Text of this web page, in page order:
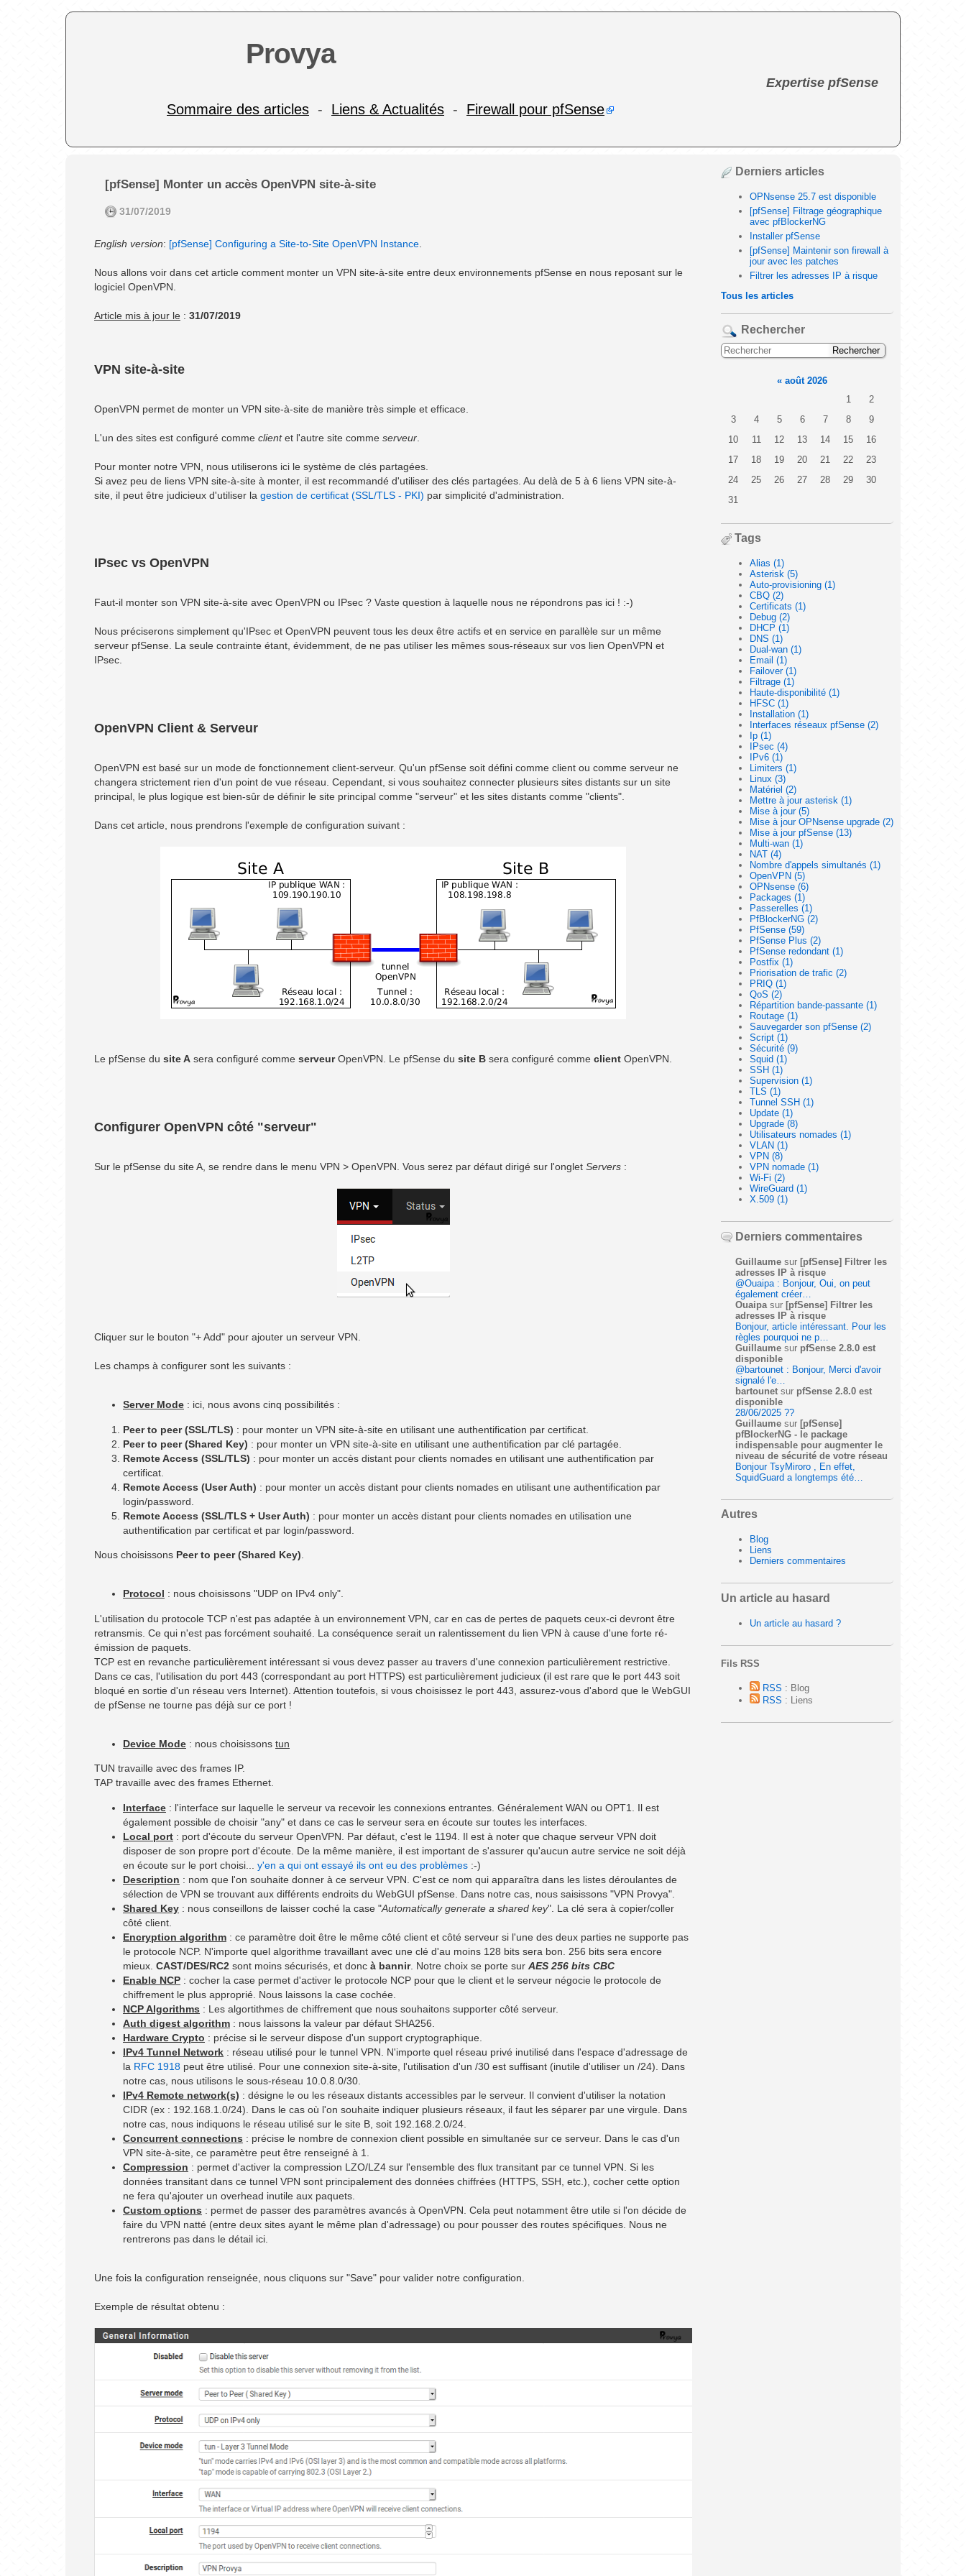
Provya
Expertise pfSense
Sommaire des articles - Liens & Actualités - Firewall pour pfSense
Derniers articles
OPNsense 25.7 est disponible
[pfSense] Filtrage géographique
avec pfBlockerNG
Installer pfSense
[pfSense] Maintenir son firewall à
jour avec les patches
Filtrer les adresses IP à risque
Tous les articles
Rechercher
« août 2026
1
2
3
4 5 6 7 8
9
10
11 12 13 14 15
16
17
18 19 20 21 22
23
24
25 26 27 28 29
30
31
Tags
Alias (1)
Asterisk (5)
Auto-provisioning (1)
CBQ (2)
Certificats (1)
Debug (2)
DHCP (1)
DNS (1)
Dual-wan (1)
Email (1)
Failover (1)
Filtrage (1)
Haute-disponibilité (1)
HFSC (1)
Installation (1)
Interfaces réseaux pfSense (2)
Ip (1)
IPsec (4)
IPv6 (1)
Limiters (1)
Linux (3)
Matériel (2)
Mettre à jour asterisk (1)
Mise à jour (5)
Mise à jour OPNsense upgrade (2)
Mise à jour pfSense (13)
Multi-wan (1)
NAT (4)
Nombre d'appels simultanés (1)
OpenVPN (5)
OPNsense (6)
Packages (1)
Passerelles (1)
PfBlockerNG (2)
PfSense (59)
PfSense Plus (2)
PfSense redondant (1)
Postfix (1)
Priorisation de trafic (2)
PRIQ (1)
QoS (2)
Répartition bande-passante (1)
Routage (1)
Sauvegarder son pfSense (2)
Script (1)
Sécurité (9)
Squid (1)
SSH (1)
Supervision (1)
TLS (1)
Tunnel SSH (1)
Update (1)
Upgrade (8)
Utilisateurs nomades (1)
VLAN (1)
VPN (8)
VPN nomade (1)
Wi-Fi (2)
WireGuard (1)
X.509 (1)
Derniers commentaires
Guillaume sur [pfSense] Filtrer les
adresses IP à risque
@Ouaipa : Bonjour, Oui, on peut
également créer…
Ouaipa sur [pfSense] Filtrer les
adresses IP à risque
Bonjour, article intéressant. Pour les
règles pourquoi ne p…
Guillaume sur pfSense 2.8.0 est
disponible
@bartounet : Bonjour, Merci d'avoir
signalé l'e…
bartounet sur pfSense 2.8.0 est
disponible
28/06/2025 ??
Guillaume sur [pfSense]
pfBlockerNG - le package
indispensable pour augmenter le
niveau de sécurité de votre réseau
Bonjour TsyMiroro , En effet,
SquidGuard a longtemps été…
Autres
Blog
Liens
Derniers commentaires
Un article au hasard
Un article au hasard ?
Fils RSS
RSS : Blog
RSS : Liens
[pfSense] Monter un accès OpenVPN site-à-site
31/07/2019
English version: [pfSense] Configuring a Site-to-Site OpenVPN Instance
Nous allons voir dans cet article comment monter un VPN site-à-site entre deux environnements pfSense en nous reposant sur le
logiciel OpenVPN.
Article mis à jour le : 31/07/2019
VPN site-à-site
OpenVPN permet de monter un VPN site-à-site de manière très simple et efficace.
L'un des sites est configuré comme clientet l'autre site comme serveur
Pour monter notre VPN, nous utiliserons ici le système de clés partagées.
Si avez peu de liens VPN site-à-site à monter, il est recommandé d'utiliser des clés partagées. Au delà de 5 à 6 liens VPN site-à-
site, il peut être judicieux d'utiliser la gestion de certificat (SSL/TLS - PKI) par simplicité d'administration.
IPsec vs OpenVPN
Faut-il monter son VPN site-à-site avec OpenVPN ou IPsec ? Vaste question à laquelle nous ne répondrons pas ici ! :-)
Nous préciserons simplement qu'IPsec et OpenVPN peuvent tous les deux être actifs et en service en parallèle sur un même
serveur pfSense. La seule contrainte étant, évidemment, de ne pas utiliser les mêmes sous-réseaux sur vos lien OpenVPN et
IPsec.
OpenVPN Client & Serveur
OpenVPN est basé sur un mode de fonctionnement client-serveur. Qu'un pfSense soit défini comme client ou comme serveur ne
changera strictement rien d'un point de vue réseau. Cependant, si vous souhaitez connecter plusieurs sites distants sur un site
principal, le plus logique est bien-sûr de définir le site principal comme "serveur" et les sites distants comme "clients".
Dans cet article, nous prendrons l'exemple de configuration suivant :
Le pfSense du site A sera configuré comme serveurOpenVPN. Le pfSense du site B sera configuré comme client OpenVPN.
Configurer OpenVPN côté "serveur"
Sur le pfSense du site A, se rendre dans le menu VPN > OpenVPN. Vous serez par défaut dirigé sur l'onglet Servers :
Cliquer sur le bouton "+ Add" pour ajouter un serveur VPN.
Les champs à configurer sont les suivants :
Server Mode : ici, nous avons cinq possibilités :
Peer to peer (SSL/TLS) : pour monter un VPN site-à-site en utilisant une authentification par certificat.
Peer to peer (Shared Key) : pour monter un VPN site-à-site en utilisant une authentification par clé partagée.
Remote Access (SSL/TLS) : pour monter un accès distant pour clients nomades en utilisant une authentification par
certificat.
Remote Access (User Auth) : pour monter un accès distant pour clients nomades en utilisant une authentification par
login/password.
Remote Access (SSL/TLS + User Auth) : pour monter un accès distant pour clients nomades en utilisation une
authentification par certificat et par login/password.
Nous choisissons Peer to peer (Shared Key)
Protocol : nous choisissons "UDP on IPv4 only".
L'utilisation du protocole TCP n'est pas adaptée à un environnement VPN, car en cas de pertes de paquets ceux-ci devront être
retransmis. Ce qui n'est pas forcément souhaité. La conséquence serait un ralentissement du lien VPN à cause d'une forte ré-
émission de paquets.
TCP est en revanche particulièrement intéressant si vous devez passer au travers d'une connexion particulièrement restrictive.
Dans ce cas, l'utilisation du port 443 (correspondant au port HTTPS) est particulièrement judicieux (il est rare que le port 443 soit
bloqué en sortie d'un réseau vers Internet). Attention toutefois, si vous choisissez le port 443, assurez-vous d'abord que le WebGUI
de pfSense ne tourne pas déjà sur ce port !
Device Mode : nous choisissons tun
TUN travaille avec des frames IP.
TAP travaille avec des frames Ethernet.
Interface : l'interface sur laquelle le serveur va recevoir les connexions entrantes. Généralement WAN ou OPT1. Il est
également possible de choisir "any" et dans ce cas le serveur sera en écoute sur toutes les interfaces.
Local port : port d'écoute du serveur OpenVPN. Par défaut, c'est le 1194. Il est à noter que chaque serveur VPN doit
disposer de son propre port d'écoute. De la même manière, il est important de s'assurer qu'aucun autre service ne soit déjà
en écoute sur le port choisi... y'en a qui ont essayé ils ont eu des problèmes :-)
Description : nom que l'on souhaite donner à ce serveur VPN. C'est ce nom qui apparaîtra dans les listes déroulantes de
sélection de VPN se trouvant aux différents endroits du WebGUI pfSense. Dans notre cas, nous saisissons "VPN Provya".
Shared Key : nous conseillons de laisser coché la case "Automatically generate a shared key". La clé sera à copier/coller
côté client.
Encryption algorithm : ce paramètre doit être le même côté client et côté serveur si l'une des deux parties ne supporte pas
le protocole NCP. N'importe quel algorithme travaillant avec une clé d'au moins 128 bits sera bon. 256 bits sera encore
mieux. CAST/DES/RC2 sont moins sécurisés, et donc à bannir. Notre choix se porte sur AES 256 bits CBC
Enable NCP : cocher la case permet d'activer le protocole NCP pour que le client et le serveur négocie le protocole de
chiffrement le plus approprié. Nous laissons la case cochée.
NCP Algorithms : Les algortithmes de chiffrement que nous souhaitons supporter côté serveur.
Auth digest algorithm : nous laissons la valeur par défaut SHA256.
Hardware Crypto : précise si le serveur dispose d'un support cryptographique.
IPv4 Tunnel Network : réseau utilisé pour le tunnel VPN. N'importe quel réseau privé inutilisé dans l'espace d'adressage de
la RFC 1918 peut être utilisé. Pour une connexion site-à-site, l'utilisation d'un /30 est suffisant (inutile d'utiliser un /24). Dans
notre cas, nous utilisons le sous-réseau 10.0.8.0/30.
IPv4 Remote network(s) : désigne le ou les réseaux distants accessibles par le serveur. Il convient d'utiliser la notation
CIDR (ex : 192.168.1.0/24). Dans le cas où l'on souhaite indiquer plusieurs réseaux, il faut les séparer par une virgule. Dans
notre cas, nous indiquons le réseau utilisé sur le site B, soit 192.168.2.0/24.
Concurrent connections : précise le nombre de connexion client possible en simultanée sur ce serveur. Dans le cas d'un
VPN site-à-site, ce paramètre peut être renseigné à 1.
Compression : permet d'activer la compression LZO/LZ4 sur l'ensemble des flux transitant par ce tunnel VPN. Si les
données transitant dans ce tunnel VPN sont principalement des données chiffrées (HTTPS, SSH, etc.), cocher cette option
ne fera qu'ajouter un overhead inutile aux paquets.
Custom options : permet de passer des paramètres avancés à OpenVPN. Cela peut notamment être utile si l'on décide de
faire du VPN natté (entre deux sites ayant le même plan d'adressage) ou pour pousser des routes spécifiques. Nous ne
rentrerons pas dans le détail ici.
Une fois la configuration renseignée, nous cliquons sur "Save" pour valider notre configuration.
Exemple de résultat obtenu :